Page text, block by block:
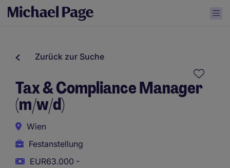
Zurück zur Suche
Tax & Compliance Manager
(m/w/d)
Wien
Festanstellung
EUR63.000 -